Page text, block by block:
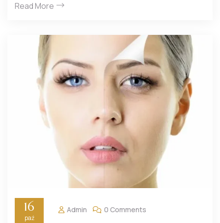
Read More
16
paź
Admin 0 Comments